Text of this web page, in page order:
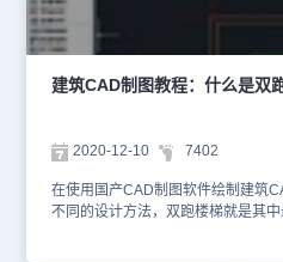
梯段宽初值,单击按钮可从平面图中
梯的总高，默认自动取当前层高的值
际情况调整。【井宽】设置井宽参
最小井宽可以等于0，这三个数值互
总数20，是双跑楼梯的关键参数。
认与一跑步数相同，两者都允许用
用户可先输入大约的初始值，由楼梯
的设计值，推算出的踏步高有均分的
梯段方向的宽度，是用户优先决定的
建筑CAD制图教程：什么是双
2020-12-10 7402
在使用国产CAD制图软件绘制建筑
不同的设计方法，双跑楼梯就是其